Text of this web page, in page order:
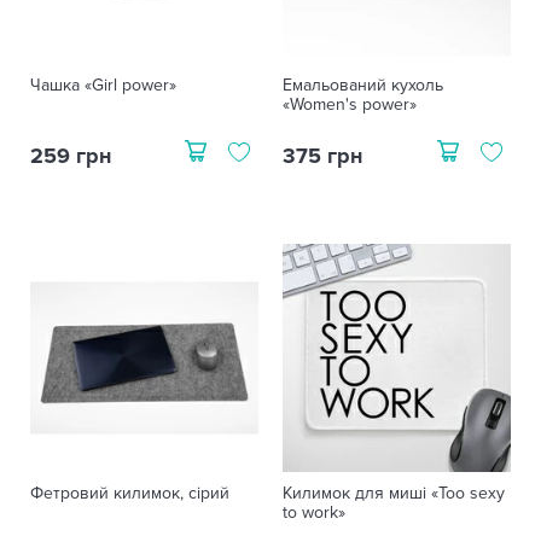
Чашка «Girl power»
259 грн
Емальований кухоль
«Women's power»
375 грн
Фетровий килимок, сірий
Килимок для миші «Too sexy
to work»